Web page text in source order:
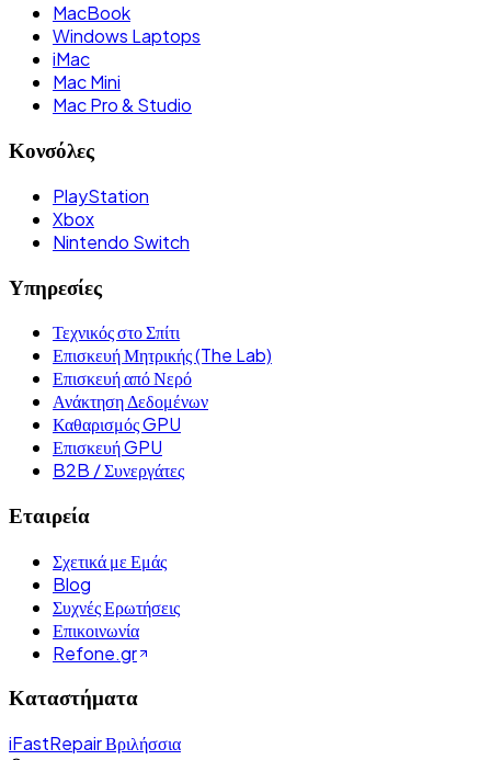
MacBook
Windows Laptops
iMac
Mac Mini
Mac Pro & Studio
Κονσόλες
PlayStation
Xbox
Nintendo Switch
Υπηρεσίες
Τεχνικός στο Σπίτι
Επισκευή Μητρικής (The Lab)
Επισκευή από Νερό
Ανάκτηση Δεδομένων
Καθαρισμός GPU
Επισκευή GPU
B2B / Συνεργάτες
Εταιρεία
Σχετικά με Εμάς
Blog
Συχνές Ερωτήσεις
Επικοινωνία
Refone.gr
Καταστήματα
iFastRepair Βριλήσσια